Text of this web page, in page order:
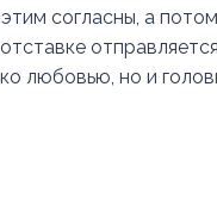
согласны, а
любовью, но и